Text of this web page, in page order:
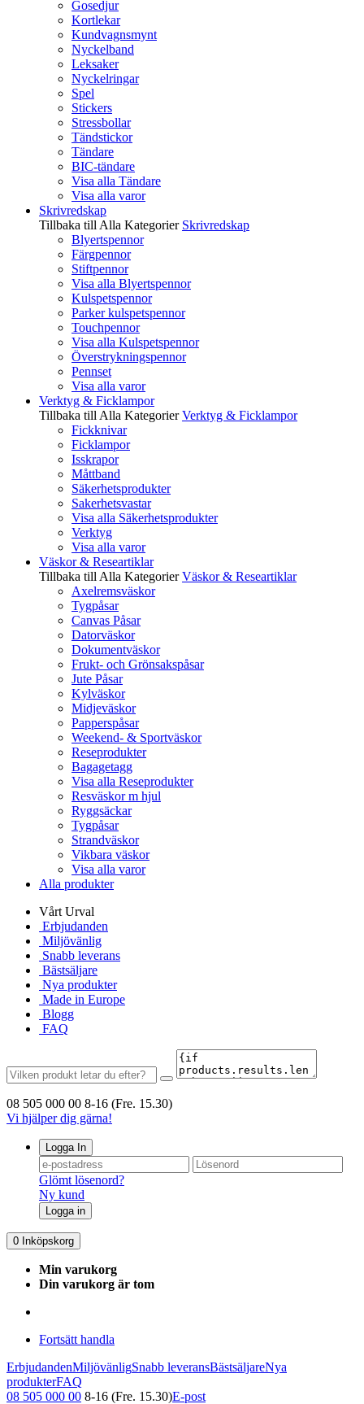
Gosedjur
Kortlekar
Kundvagnsmynt
Nyckelband
Leksaker
Nyckelringar
Spel
Stickers
Stressbollar
Tändstickor
Tändare
BIC-tändare
Visa alla Tändare
Visa alla varor
Skrivredskap
Tillbaka till Alla Kategorier Skrivredskap
Blyertspennor
Färgpennor
Stiftpennor
Visa alla Blyertspennor
Kulspetspennor
Parker kulspetspennor
Touchpennor
Visa alla Kulspetspennor
Överstrykningspennor
Pennset
Visa alla varor
Verktyg & Ficklampor
Tillbaka till Alla Kategorier Verktyg & Ficklampor
Fickknivar
Ficklampor
Isskrapor
Måttband
Säkerhetsprodukter
Sakerhetsvastar
Visa alla Säkerhetsprodukter
Verktyg
Visa alla varor
Väskor & Researtiklar
Tillbaka till Alla Kategorier Väskor & Researtiklar
Axelremsväskor
Tygpåsar
Canvas Påsar
Datorväskor
Dokumentväskor
Frukt- och Grönsakspåsar
Jute Påsar
Kylväskor
Midjeväskor
Papperspåsar
Weekend- & Sportväskor
Reseprodukter
Bagagetagg
Visa alla Reseprodukter
Resväskor m hjul
Ryggsäckar
Tygpåsar
Strandväskor
Vikbara väskor
Visa alla varor
Alla produkter
Vårt Urval
Erbjudanden
Miljövänlig
Snabb leverans
Bästsäljare
Nya produkter
Made in Europe
Blogg
FAQ
08 505 000 00 8-16 (Fre. 15.30)
Vi hjälper dig gärna!
Logga In
Glömt lösenord?
Ny kund
Logga in
0 Inköpskorg
Min varukorg
Din varukorg är tom
Fortsätt handla
ErbjudandenMiljövänligSnabb leveransBästsäljareNya
produkterFAQ
08 505 000 00 8-16 (Fre. 15.30)E-post